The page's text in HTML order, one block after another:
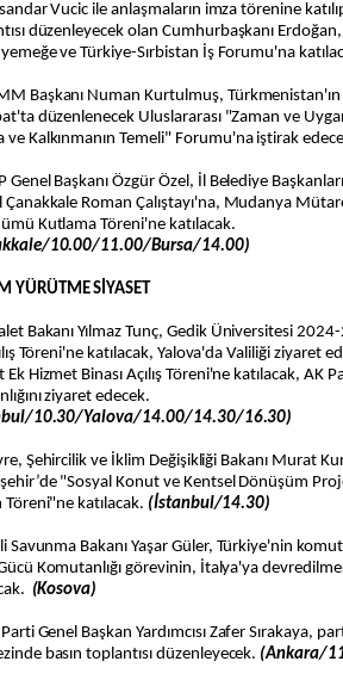
Vucic ile anlaşmaların imza törenine
düzenleyecek olan Cumhurbaşkanı
ve Türkiye-Sırbistan İş Forumu'na
Başkanı Numan Kurtulmuş,
düzenlenecek Uluslararası "Zaman ve
ve Kalkınmanın Temeli" Forumu'na iştirak
Genel Başkanı Özgür Özel, İl Belediye
Çanakkale Roman Çalıştayı'na, Mudanya
Kutlama Töreni'ne katılacak.
10.00/11.00/Bursa/14.00)
YÜRÜTME SİYASET
Bakanı Yılmaz Tunç, Gedik Üniversitesi
Töreni'ne katılacak, Yalova'da Valiliği ziyaret
Ek Hizmet Binası Açılış Töreni'ne katılacak, AK
ziyaret edecek.
10.30/Yalova/14.00/14.30/16.30)
Şehircilik ve İklim Değişikliği Bakanı Murat
"Sosyal Konut ve Kentsel Dönüşüm
Töreni"ne katılacak. (İstanbul/14.30)
Savunma Bakanı Yaşar Güler, Türkiye'nin
Gücü Komutanlığı görevinin, İtalya'ya
(Kosova)
Genel Başkan Yardımcısı Zafer Sırakaya,
basın toplantısı düzenleyecek. (Ankara/